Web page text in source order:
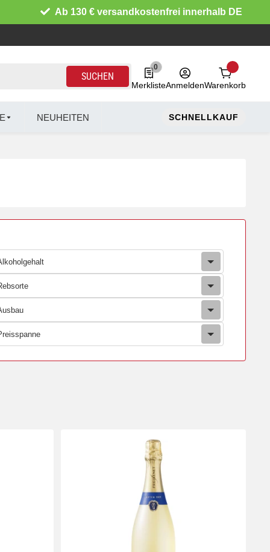
Ab 130 € versandkostenfrei innerhalb DE
SUCHEN
0
0 Produkte in der Liste
MerklisteAnmeldenWarenkorb
NEUHEITEN SCHNELLKAUF